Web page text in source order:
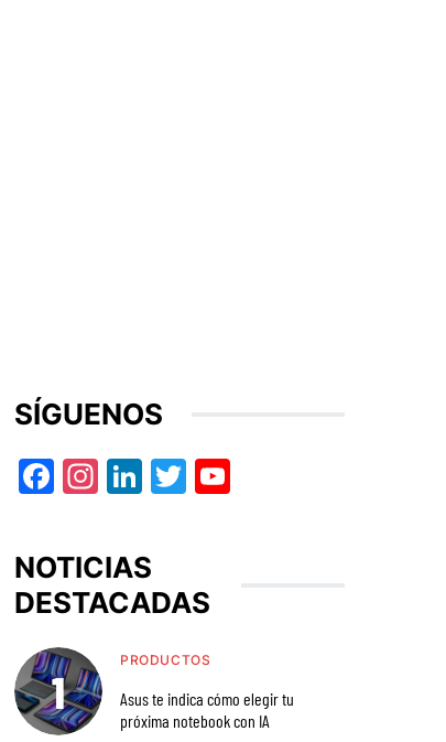
SÍGUENOS
Facebook
Instagram
LinkedIn
Twitter
NOTICIAS
DESTACADAS
PRODUCTOS
Asus te indica cómo elegir tu
próxima notebook con IA